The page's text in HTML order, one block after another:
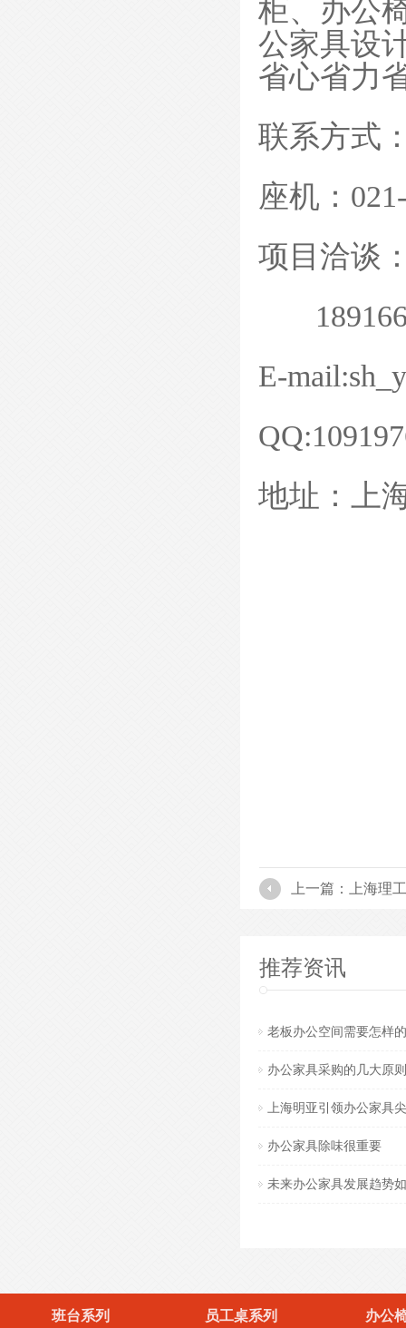
柜、 办公
公家具设
省心省力
联系方式
座机：
项目洽谈
E-
地址：上
上一篇：上海理
推荐资讯
老板办公空间需要怎样
办公家具采购的几大原则
上海明亚引领办公家具
办公家具除味很重要
未来办公家具发展趋势
班台系列 员工桌系列 办公